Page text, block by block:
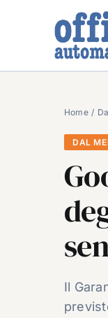
Home
DAL
Il